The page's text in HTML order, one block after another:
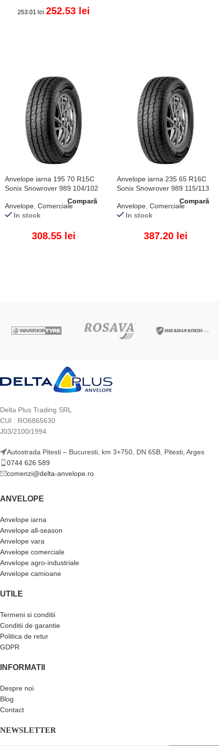
253.01lei 252.53 lei
Anvelope iarna 195 70 R15C
Sonix Snowrover 989 104/102
Anvelope Comerciale
In stock
308.55 lei
Compară
Anvelope iarna 235 65 R16C
Sonix Snowrover 989 115/113
Anvelope Comerciale
In stock
387.20 lei
Compară
Delta Plus Trading SRL
CUI : RO6865630
J03/2100/1994
Autostrada Pitesti – Bucuresti, km 3+750, DN 65B, Pitesti, Arges
0744 626 589
comenzi@delta-anvelope.ro
ANVELOPE
Anvelope iarna
Anvelope all-season
Anvelope vara
Anvelope comerciale
Anvelope agro-industriale
Anvelope camioane
UTILE
Termeni si conditii
Conditii de garantie
Politica de retur
GDPR
INFORMATII
Despre noi
Blog
Contact
NEWSLETTER